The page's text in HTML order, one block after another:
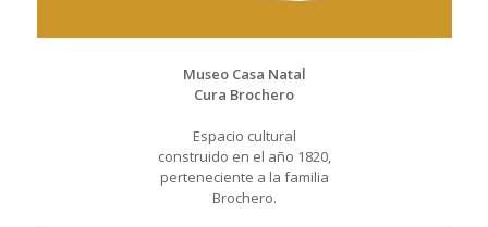
Museo Casa Natal
Cura Brochero
Espacio cultural
construido en el año 1820,
perteneciente a la familia
Brochero.